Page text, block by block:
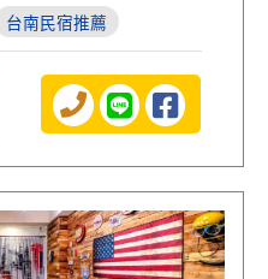
台南民宿推薦